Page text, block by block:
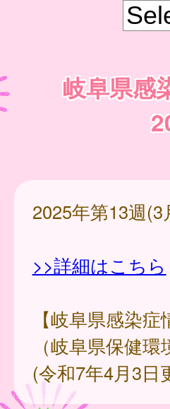
岐阜県感
2025年第13週
>>詳細はこちら
【岐阜県感染
（岐阜県保健
(令和7年4月3日